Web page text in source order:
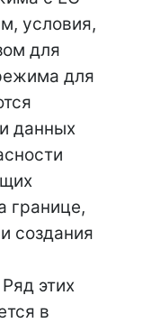
условия,
для
для
данных
границе,
создания
этих
в